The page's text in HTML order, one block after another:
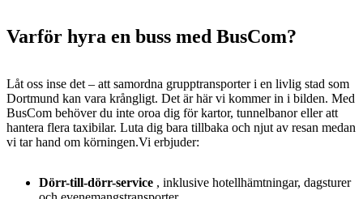
Varför hyra en buss med BusCom?
Låt oss inse det – att samordna grupptransporter i en livlig stad som
Dortmund kan vara krångligt. Det är här vi kommer in i bilden. Med
BusCom behöver du inte oroa dig för kartor, tunnelbanor eller att
hantera flera taxibilar. Luta dig bara tillbaka och njut av resan medan
vi tar hand om körningen.Vi erbjuder:
Dörr-till-dörr-service , inklusive hotellhämtningar, dagsturer